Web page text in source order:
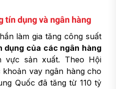
tín dụng và ngân hàng
làm gia tăng công suất
dụng của các ngân hàng
vực sản xuất. Theo Hội
vay ngân hàng cho
Quốc đã tăng từ 110 tỷ